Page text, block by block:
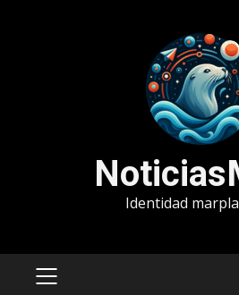
Identidad
MENÚ